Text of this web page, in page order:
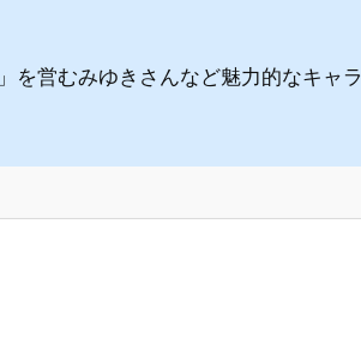
を営むみゆきさんなど魅力的なキャラ